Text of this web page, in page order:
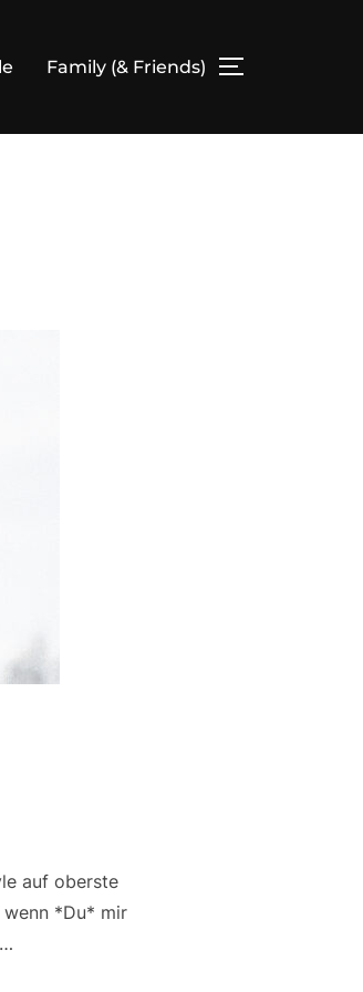
Family (& Friends)
auf oberste
*Du* mir